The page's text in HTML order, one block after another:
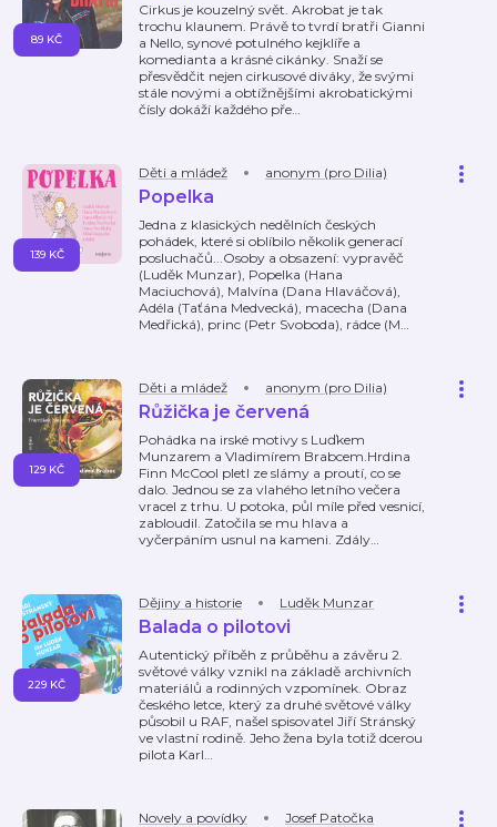
Cirkus je kouzelný svět. Akrobat je tak
trochu klaunem. Právě to tvrdí bratři Gianni
a Nello, synové potulného kejklíře a
komedianta a krásné cikánky. Snaží se
přesvědčit nejen cirkusové diváky, že svými
stále novými a obtížnějšími akrobatickými
čísly dokáží každého pře…
89 KČ
Děti a mládež anonym (pro Dilia)
Popelka
Jedna z klasických nedělních českých
pohádek, které si oblíbilo několik generací
posluchačů...Osoby a obsazení: vypravěč
(Luděk Munzar), Popelka (Hana
Maciuchová), Malvína (Dana Hlaváčová),
Adéla (Taťána Medvecká), macecha (Dana
Medřická), princ (Petr Svoboda), rádce (M…
139 KČ
Děti a mládež anonym (pro Dilia)
Růžička je červená
Pohádka na irské motivy s Luďkem
Munzarem a Vladimírem Brabcem.Hrdina
Finn McCool pletl ze slámy a proutí, co se
dalo. Jednou se za vlahého letního večera
vracel z trhu. U potoka, půl míle před vesnicí,
zabloudil. Zatočila se mu hlava a
vyčerpáním usnul na kameni. Zdály…
129 KČ
Dějiny a historie Luděk Munzar
Balada o pilotovi
Autentický příběh z průběhu a závěru 2.
světové války vznikl na základě archivních
materiálů a rodinných vzpomínek. Obraz
českého letce, který za druhé světové války
působil u RAF, našel spisovatel Jiří Stránský
ve vlastní rodině. Jeho žena byla totiž dcerou
pilota Karl…
229 KČ
Novely a povídky Josef Patočka